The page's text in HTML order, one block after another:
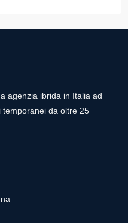
agenzia ibrida in Italia ad
temporanei da oltre 25